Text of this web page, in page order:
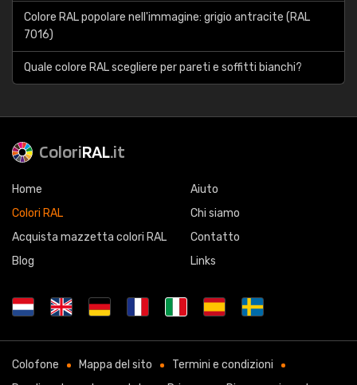
Colore RAL popolare nell'immagine: grigio antracite (RAL
7016)
Quale colore RAL scegliere per pareti e soffitti bianchi?
ColoriRAL.it
Home
Colori RAL
Acquista mazzetta colori RAL
Blog
Aiuto
Chi siamo
Contatto
Links
Colofone Mappa del sito
Termini e condizioni